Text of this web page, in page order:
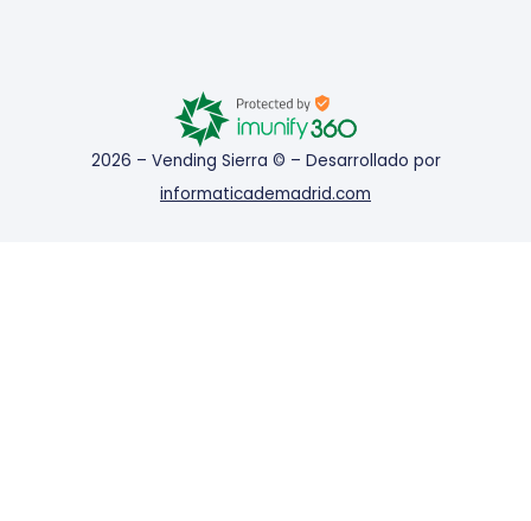
2026 – Vending Sierra © – Desarrollado por
informaticademadrid.com